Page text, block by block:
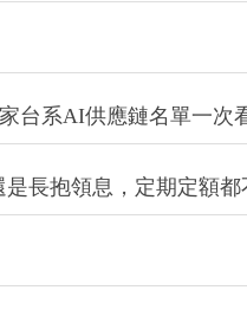
台系AI供應鏈名單一次
長抱領息，定期定額都